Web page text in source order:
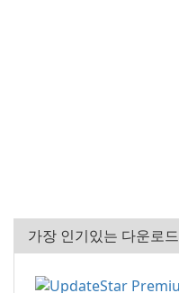
가장 인기있는 다운로드